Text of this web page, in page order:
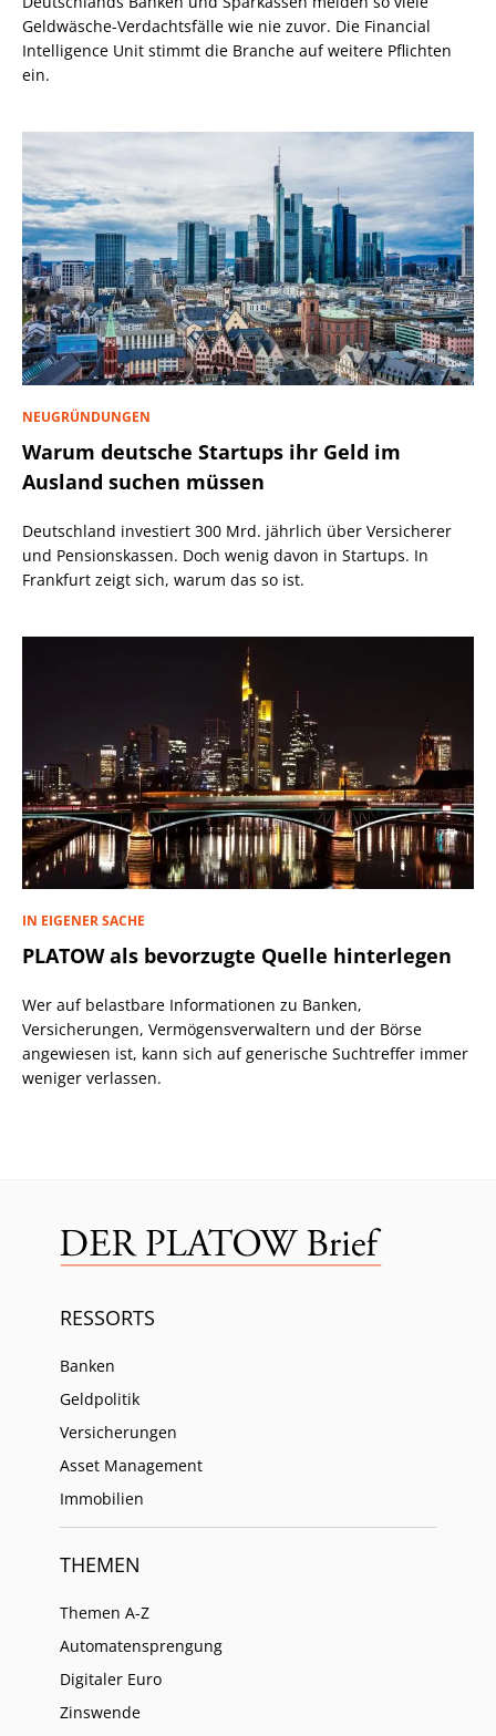
Geldwäsche-Verdachtsfälle wie nie zuvor. Die Financial
Intelligence Unit stimmt die Branche auf weitere Pflichten
ein.
NEUGRÜNDUNGEN
Warum deutsche Startups ihr Geld im
Ausland suchen müssen
Deutschland investiert 300 Mrd. jährlich über Versicherer
und Pensionskassen. Doch wenig davon in Startups. In
Frankfurt zeigt sich, warum das so ist.
IN EIGENER SACHE
PLATOW als bevorzugte Quelle hinterlegen
Wer auf belastbare Informationen zu Banken,
Versicherungen, Vermögensverwaltern und der Börse
angewiesen ist, kann sich auf generische Suchtreffer immer
weniger verlassen.
RESSORTS
Banken
Geldpolitik
Versicherungen
Asset Management
Immobilien
THEMEN
Themen A-Z
Automatensprengung
Digitaler Euro
Zinswende